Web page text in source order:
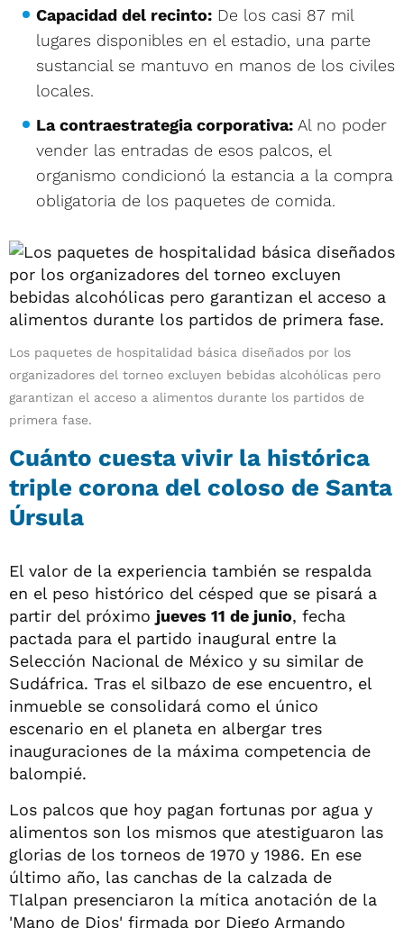
Capacidad del recinto: De los casi 87 mil
lugares disponibles en el estadio, una parte
sustancial se mantuvo en manos de los civiles
locales.
La contraestrategia corporativa: Al no poder
vender las entradas de esos palcos, el
organismo condicionó la estancia a la compra
obligatoria de los paquetes de comida.
Los paquetes de hospitalidad básica diseñados por los
organizadores del torneo excluyen bebidas alcohólicas pero
garantizan el acceso a alimentos durante los partidos de
primera fase.
Cuánto cuesta vivir la histórica
triple corona del coloso de Santa
Úrsula
El valor de la experiencia también se respalda
en el peso histórico del césped que se pisará a
partir del próximo jueves 11 de junio, fecha
pactada para el partido inaugural entre la
Selección Nacional de México y su similar de
Sudáfrica. Tras el silbazo de ese encuentro, el
inmueble se consolidará como el único
escenario en el planeta en albergar tres
inauguraciones de la máxima competencia de
balompié.
Los palcos que hoy pagan fortunas por agua y
alimentos son los mismos que atestiguaron las
glorias de los torneos de 1970 y 1986. En ese
último año, las canchas de la calzada de
Tlalpan presenciaron la mítica anotación de la
'Mano de Dios' firmada por Diego Armando